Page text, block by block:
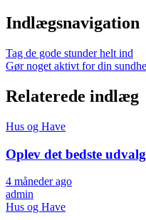
Indlægsnavigation
Tag de gode stunder helt ind
Gør noget aktivt for din
Relaterede indlæg
Hus og Have
Oplev det bedste
4 måneder ago
admin
Hus og Have